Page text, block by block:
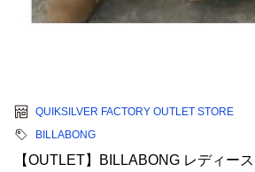
QUIKSILVER FACTORY OUTLET STORE
BILLABONG
【OUTLET】BILLABONG レディー